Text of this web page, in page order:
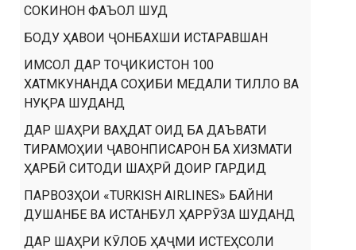
СОКИНОН ФАЪОЛ ШУД
БОДУ ҲАВОИ ҶОНБАХШИ ИСТАРАВШАН
ИМСОЛ ДАР ТОҶИКИСТОН 100
ХАТМКУНАНДА СОҲИБИ МЕДАЛИ ТИЛЛО ВА
НУҚРА ШУДАНД
ДАР ШАҲРИ ВАҲДАТ ОИД БА ДАЪВАТИ
ТИРАМОҲИИ ҶАВОНПИСАРОН БА ХИЗМАТИ
ҲАРБӢ СИТОДИ ШАҲРӢ ДОИР ГАРДИД
ПАРВОЗҲОИ «TURKISH AIRLINES» БАЙНИ
ДУШАНБЕ ВА ИСТАНБУЛ ҲАРРӮЗА ШУДАНД
ДАР ШАҲРИ КӮЛОБ ҲАҶМИ ИСТЕҲСОЛИ